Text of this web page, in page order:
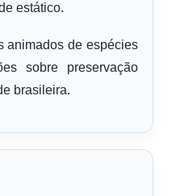
estático.
animados de espécies
sobre preservação
brasileira.